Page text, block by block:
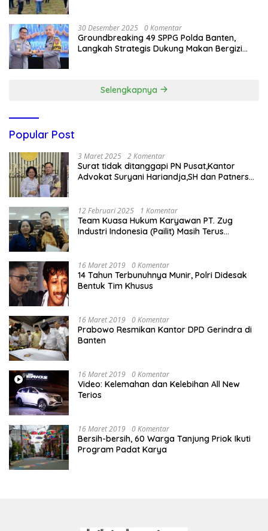
30 Desember 2025 0 Komentar
Groundbreaking 49 SPPG Polda Banten,
Langkah Strategis Dukung Makan Bergizi
Selengkapnya
Popular Post
3 Maret 2025 2 Komentar
Surat tidak ditanggapi PN Pusat,Kantor
Advokat Suryani Hariandja,SH dan Patners
12 Februari 2025 1 Komentar
Team Kuasa Hukum Karyawan PT. Zug
Industri Indonesia (Pailit) Masih Terus
16 Maret 2019 0 Komentar
14 Tahun Terbunuhnya Munir, Polri Didesak
Bentuk Tim Khusus
16 Maret 2019 0 Komentar
Prabowo Resmikan Kantor DPD Gerindra di
Banten
16 Maret 2019 0 Komentar
Video: Kelemahan dan Kelebihan All New
Terios
16 Maret 2019 0 Komentar
Bersih-bersih, 60 Warga Tanjung Priok Ikuti
Program Padat Karya